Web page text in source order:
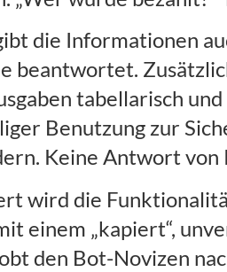
die Informationen
beantwortet.
tabellarisch
Benutzung zur
Keine Antwort von
wird die
einem „kapiert“,
den Bot-Novizen